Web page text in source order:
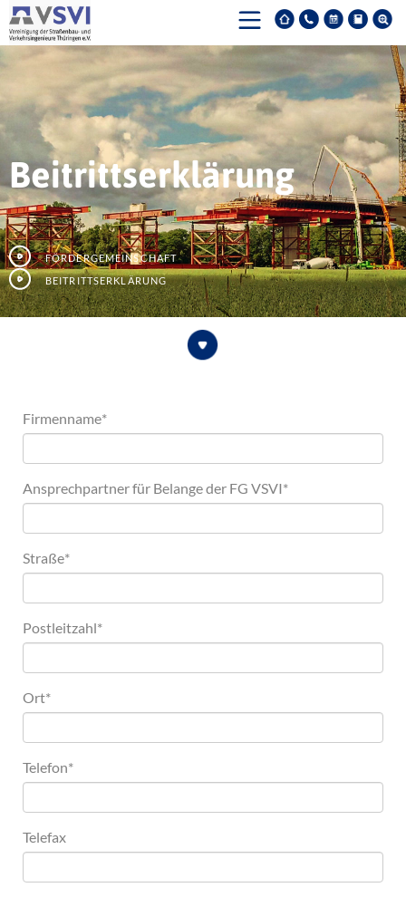
Beitrittserklärung
Fördergemeinschaft
Beitrittserklärung
Firmenname*
Ansprechpartner für Belange der FG VSVI*
Straße*
Postleitzahl*
Ort*
Telefon*
Telefax